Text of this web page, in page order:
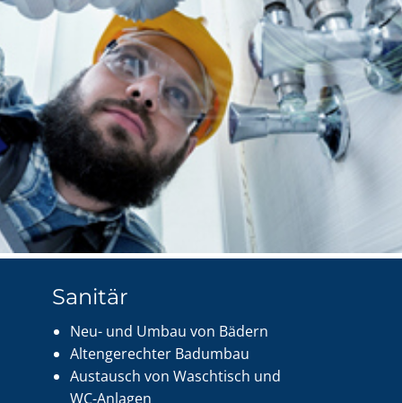
Sanitär
Neu- und Umbau von Bädern
Altengerechter Badumbau
Austausch von Waschtisch und
WC-Anlagen